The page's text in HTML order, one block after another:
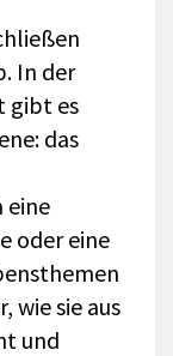
In der
gibt es
das
eine
oder eine
wie sie aus
und